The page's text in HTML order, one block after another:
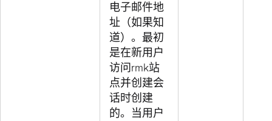
电子邮件地
址（如果知
道）。最初
是在新用户
访问rmk站
点并创建会
话时创建
的。当用户